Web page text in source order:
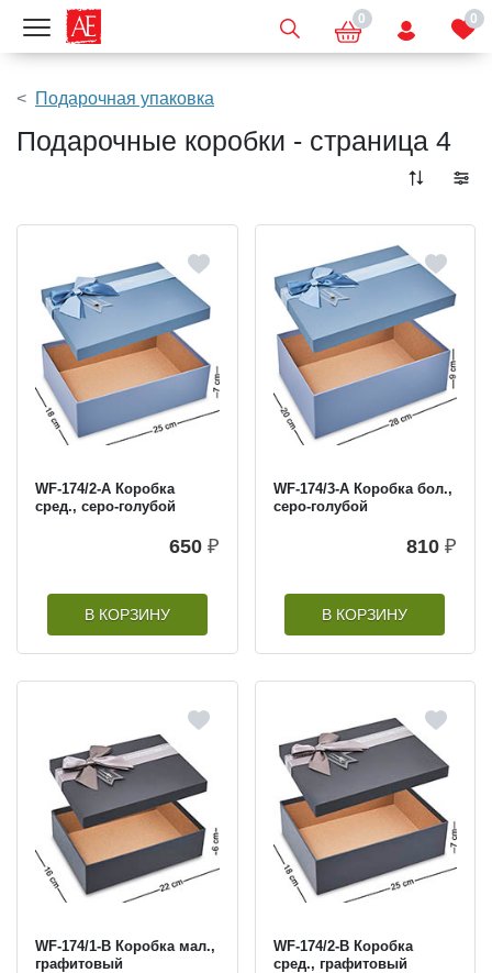
Показать меню 0 0
Подарочная упаковка
Подарочные коробки - страница 4
WF-174/2-A Коробка
сред., серо-голубой
650 ₽
В КОРЗИНУ
WF-174/3-A Коробка бол.,
серо-голубой
810 ₽
В КОРЗИНУ
WF-174/1-B Коробка мал.,
графитовый
WF-174/2-B Коробка
сред., графитовый